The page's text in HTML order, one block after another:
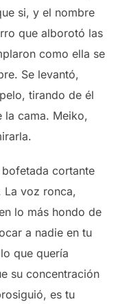
si, y el nombre
que alborotó las
como ella se
Se levantó,
tirando de él
la cama. Meiko,
cortante
La voz ronca,
lo más hondo de
a nadie en tu
que quería
su concentración
es tu